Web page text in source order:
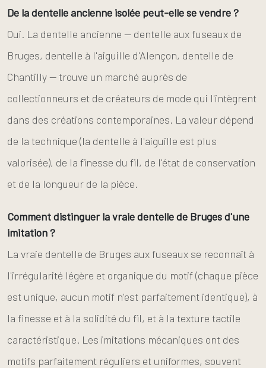
De la dentelle ancienne isolée peut-elle se vendre ?
Oui. La dentelle ancienne — dentelle aux fuseaux de
Bruges, dentelle à l'aiguille d'Alençon, dentelle de
Chantilly — trouve un marché auprès de
collectionneurs et de créateurs de mode qui l'intègrent
dans des créations contemporaines. La valeur dépend
de la technique (la dentelle à l'aiguille est plus
valorisée), de la finesse du fil, de l'état de conservation
et de la longueur de la pièce.
Comment distinguer la vraie dentelle de Bruges d'une
imitation ?
La vraie dentelle de Bruges aux fuseaux se reconnaît à
l'irrégularité légère et organique du motif (chaque pièce
est unique, aucun motif n'est parfaitement identique), à
la finesse et à la solidité du fil, et à la texture tactile
caractéristique. Les imitations mécaniques ont des
motifs parfaitement réguliers et uniformes, souvent